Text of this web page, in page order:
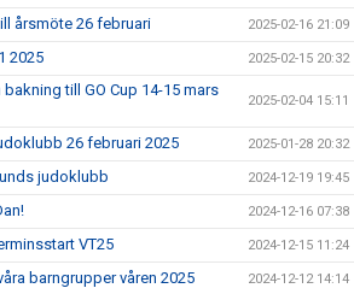
årsmöte 26 februari 2025-02-16 21:09
2025 2025-02-15 20:32
till GO Cup 14-15 mars
2025-02-04 15:11
26 februari 2025 2025-01-28 20:32
judoklubb 2024-12-19 19:45
2024-12-16 07:38
VT25 2024-12-15 11:24
barngrupper våren 2025 2024-12-12 14:14